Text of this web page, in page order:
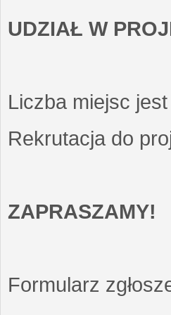
UDZIAŁ W
Liczba miejsc
Rekrutacja do
ZAPRASZAMY!
Formularz